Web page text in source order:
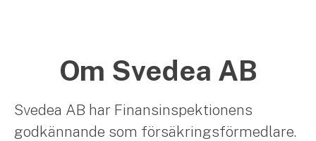
Om Svedea AB
Svedea AB har Finansinspektionens
godkännande som försäkringsförmedlare.